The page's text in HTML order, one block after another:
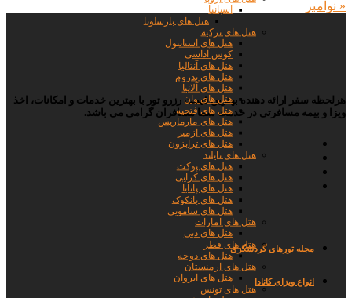
« نوامبر
هرلحظه سفر ارائه دهنده بهترین قیمت رزرو تور با بهترین خدمات و امکانات، اخذ
ویزا و بیمه مسافرتی در خدمت شما مسافران گرامی می باشد.
مجله تورهای گردشگری
انواع ویزای کانادا
اسپانیا
هتل های بارسلونا
هتل های ترکیه
هتل های استانبول
کوش آداسی
هتل های آنتالیا
هتل های بدروم
هتل های آلانیا
هتل های وان
هتل های فتحیه
هتل های مارماریس
هتل های ازمیر
هتل های ترابزون
هتل های تایلند
هتل های پوکت
هتل های کرابی
هتل های پاتایا
هتل های بانکوک
هتل های سامویی
هتل های امارات
هتل های دبی
هتل های قطر
هتل های دوحه
هتل های ارمنستان
هتل های ایروان
هتل های تونس